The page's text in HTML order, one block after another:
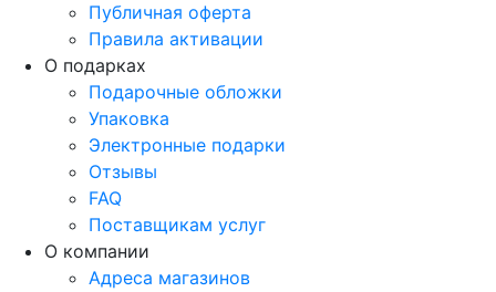
Публичная оферта
Правила активации
О подарках
Подарочные обложки
Упаковка
Электронные подарки
Отзывы
FAQ
Поставщикам услуг
О компании
Адреса магазинов